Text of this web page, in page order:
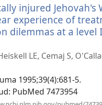
injured Jehovah's
experience of
dilemmas at a level
LE, Cemaj S,
1995;39(4):681-5.
‎: PubMed 7473954